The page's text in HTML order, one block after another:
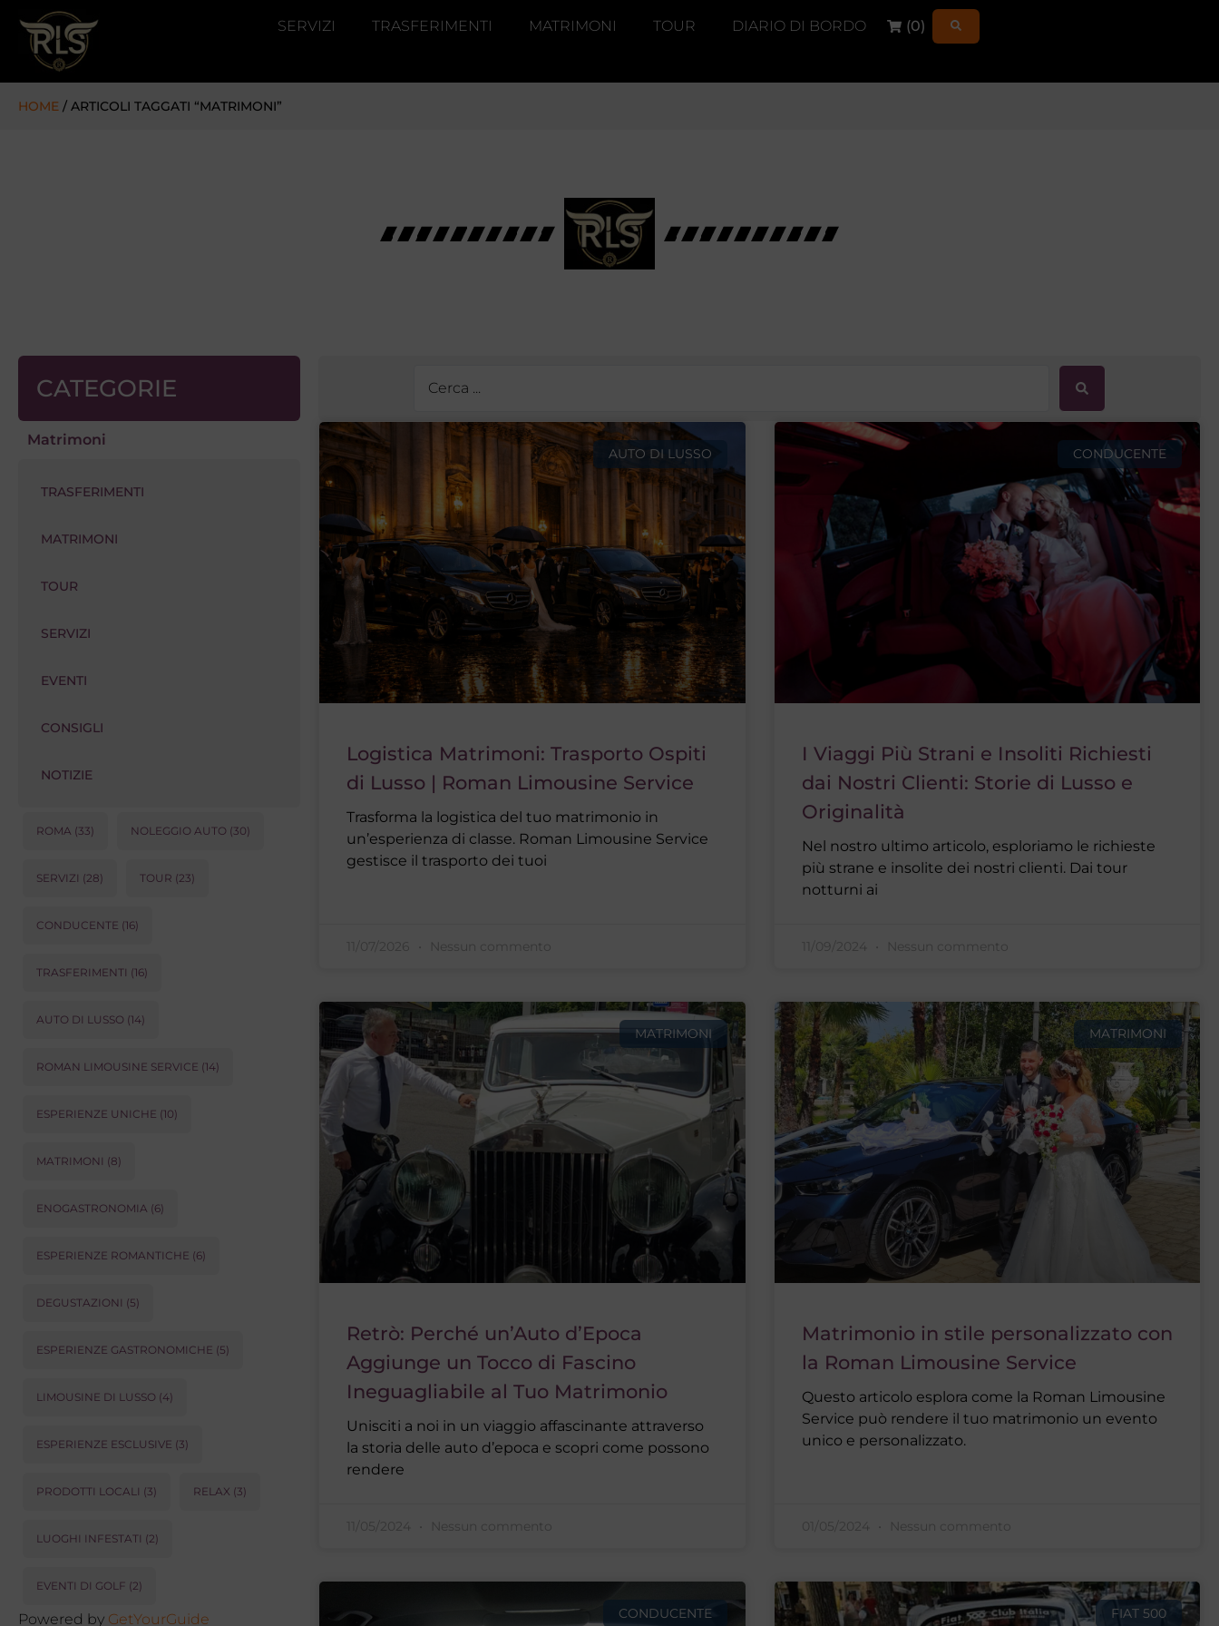
SERVIZI TRASFERIMENTI MATRIMONI TOUR DIARIO DI BORDO (0)
HOME / ARTICOLI TAGGATI “MATRIMONI”
CATEGORIE
Matrimoni
TRASFERIMENTI
MATRIMONI
TOUR
SERVIZI
EVENTI
CONSIGLI
NOTIZIE
ROMA (33) NOLEGGIO AUTO (30)
SERVIZI (28) TOUR (23)
CONDUCENTE (16)
TRASFERIMENTI (16)
AUTO DI LUSSO (14)
ROMAN LIMOUSINE SERVICE (14)
ESPERIENZE UNICHE (10)
MATRIMONI (8)
ENOGASTRONOMIA (6)
ESPERIENZE ROMANTICHE (6)
DEGUSTAZIONI (5)
ESPERIENZE GASTRONOMICHE (5)
LIMOUSINE DI LUSSO (4)
ESPERIENZE ESCLUSIVE (3)
PRODOTTI LOCALI (3) RELAX (3)
LUOGHI INFESTATI (2)
EVENTI DI GOLF (2)
Powered by GetYourGuide
AUTO DI LUSSO
Logistica Matrimoni: Trasporto Ospiti
di Lusso | Roman Limousine Service
Trasforma la logistica del tuo matrimonio in
un’esperienza di classe. Roman Limousine Service
gestisce il trasporto dei tuoi
11/07/2026 Nessun commento
CONDUCENTE
I Viaggi Più Strani e Insoliti Richiesti
dai Nostri Clienti: Storie di Lusso e
Originalità
Nel nostro ultimo articolo, esploriamo le richieste
più strane e insolite dei nostri clienti. Dai tour
notturni ai
11/09/2024 Nessun commento
MATRIMONI
Retrò: Perché un’Auto d’Epoca
Aggiunge un Tocco di Fascino
Ineguagliabile al Tuo Matrimonio
Unisciti a noi in un viaggio affascinante attraverso
la storia delle auto d’epoca e scopri come possono
rendere
11/05/2024 Nessun commento
MATRIMONI
Matrimonio in stile personalizzato con
la Roman Limousine Service
Questo articolo esplora come la Roman Limousine
Service può rendere il tuo matrimonio un evento
unico e personalizzato.
01/05/2024 Nessun commento
CONDUCENTE FIAT 500